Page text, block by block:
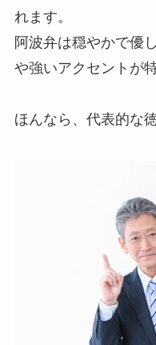
れます。
阿波弁は穏やかで優
や強いアクセントが
ほんなら、代表的な